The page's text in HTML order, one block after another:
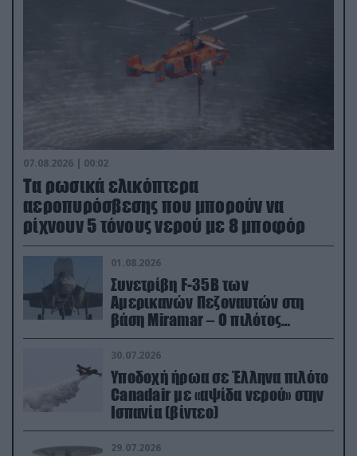
07.08.2026 | 00:02
Τα ρωσικά ελικόπτερα
αεροπυρόσβεσης που μπορούν να
ρίχνουν 5 τόνους νερού με 8 μποφόρ
01.08.2026
Συνετρίβη F-35B των
Αμερικανών Πεζοναυτών στη
βάση Miramar – Ο πιλότος
εκτινάχθηκε εγκαίρως
30.07.2026
Υποδοχή ήρωα σε Έλληνα πιλότο
Canadair με «αψίδα νερού» στην
Ισπανία (βίντεο)
29.07.2026